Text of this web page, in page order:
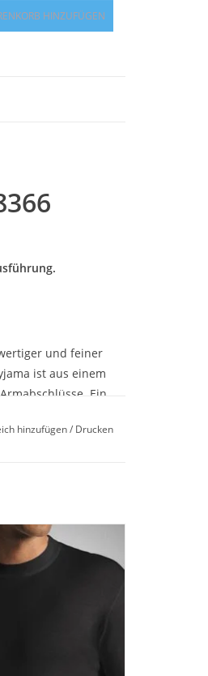
HINZUFÜGEN
und feiner
ist aus einem
Ein
hinzufügen/ Drucken
Shirt - Feinste
Herren von Novila -
und Top